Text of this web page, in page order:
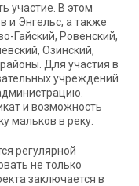
участие. В этом
и Энгельс, а также
Гайский, Ровенский,
Озинский,
Для участия в
учреждений
и возможность
мальков в реку.
регулярной
не только
заключается в